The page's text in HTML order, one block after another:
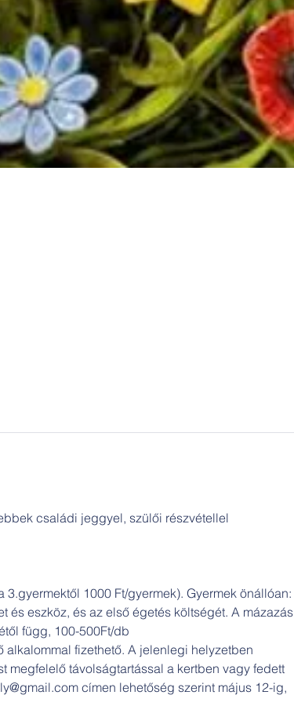
családi jeggyel, szülői részvétellel
1000 Ft/gyermek). Gyermek önállóan:
és eszköz, és az első égetés költségét. A mázazás
függ, 100-500Ft/db
fizethető. A jelenlegi helyzetben
megfelelő távolságtartással a kertben vagy fedett
címen lehetőség szerint május 12-ig,